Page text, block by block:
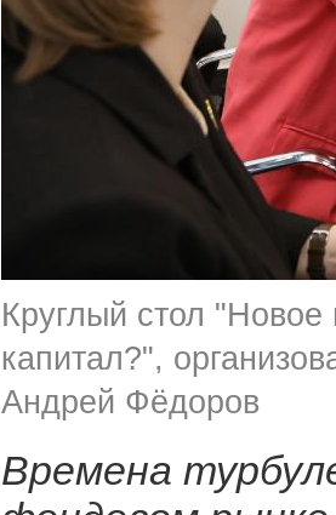
Круглый стол
капитал?",
Андрей Фёдоров
Времена